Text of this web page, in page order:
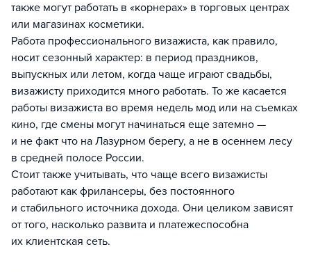
также могут работать в «корнерах» в торговых центрах
или магазинах косметики.
Работа профессионального визажиста, как правило,
носит сезонный характер: в период праздников,
выпускных или летом, когда чаще играют свадьбы,
визажисту приходится много работать. То же касается
работы визажиста во время недель мод или на съемках
кино, где смены могут начинаться еще затемно —
и не факт что на Лазурном берегу, а не в осеннем лесу
в средней полосе России.
Стоит также учитывать, что чаще всего визажисты
работают как фрилансеры, без постоянного
и стабильного источника дохода. Они целиком зависят
от того, насколько развита и платежеспособна
их клиентская сеть.